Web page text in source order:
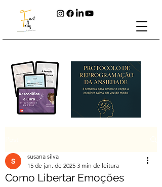
Como Libertar Emoções
susana silva
15 de jan. de 2025 3 min de leitura